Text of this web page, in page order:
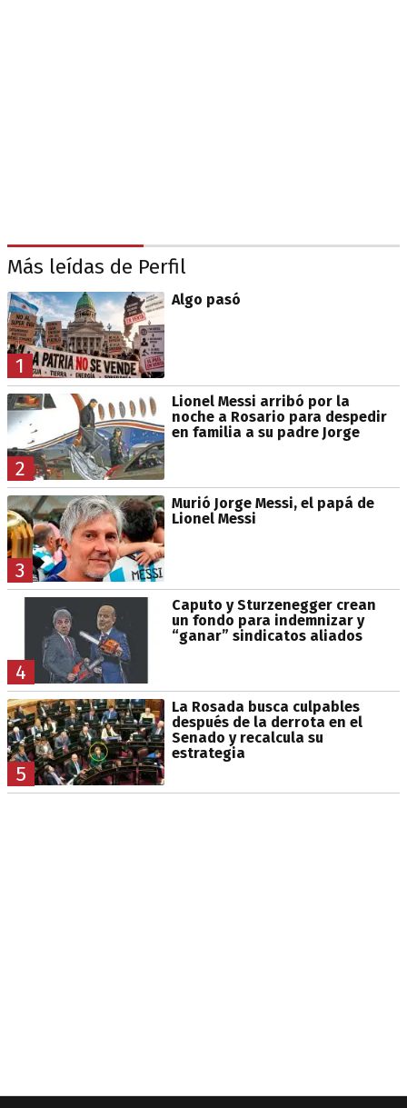
Más leídas de Perfil
1
Algo pasó
2
Lionel Messi arribó por la
noche a Rosario para despedir
en familia a su padre Jorge
3
Murió Jorge Messi, el papá de
Lionel Messi
4
Caputo y Sturzenegger crean
un fondo para indemnizar y
“ganar” sindicatos aliados
5
La Rosada busca culpables
después de la derrota en el
Senado y recalcula su
estrategia